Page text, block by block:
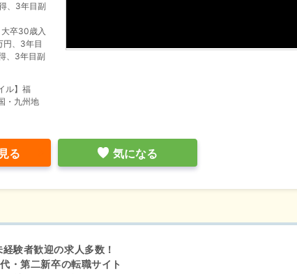
、3年目副
卒30歳入
円、3年目
、3年目副
ル】福
・九州地
る 気になる
経験者歓迎の求人多数！
・第二新卒の転職サイト